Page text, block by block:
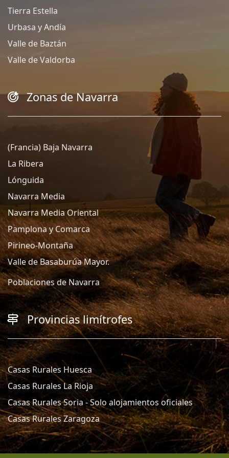
Tierra Estella
Urbasa y Andía
Valle de Baztán
Valle de Valdorba
Zonas de Navarra
(Francia) Baja Navarra
La Ribera
Lónguida
Navarra Media
Navarra Media Oriental
Pamplona y Comarca
Pirineo-Montaña
Valle de Basaburúa Mayor.
Poblaciones de Navarra
Provincias limítrofes
Casas Rurales Huesca
Casas Rurales La Rioja
Casas Rurales Soria - Solo alojamientos oficiales
Casas Rurales Zaragoza